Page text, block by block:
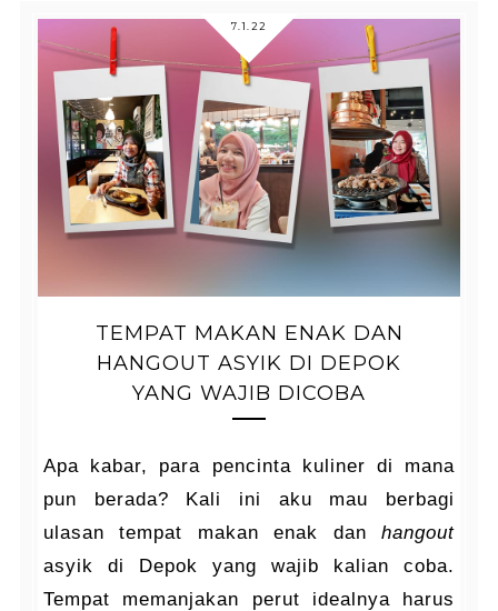
7.1.22
TEMPAT MAKAN ENAK DAN
HANGOUT ASYIK DI DEPOK
YANG WAJIB DICOBA
Apa kabar, para pencinta kuliner di mana
pun berada? Kali ini aku mau berbagi
ulasan tempat makan enak danhangout
asyik di Depok yang wajib kalian coba.
Tempat memanjakan perut idealnya harus